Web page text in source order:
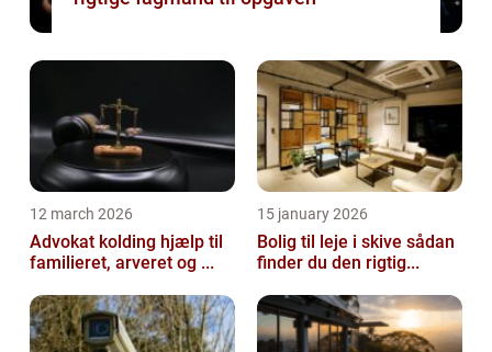
12 march 2026
Advokat kolding hjælp til
familieret, arveret og ...
15 january 2026
Bolig til leje i skive sådan
finder du den rigtig...